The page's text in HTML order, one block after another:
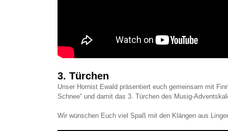
3. Türchen
Unser Hornist Ewald präsentiert euch gemeinsam mit
Schnee“ und damit das 3. Türchen des Musig-
Wir wünschen Euch viel Spaß mit den Klängen aus